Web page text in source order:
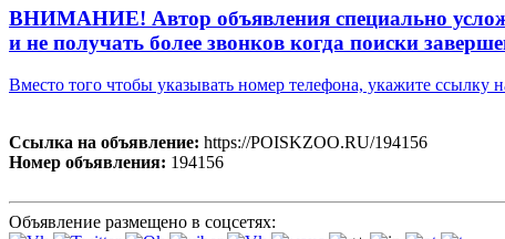
ВНИМАНИЕ! Автор объявления специально
и не получать более звонков когда поиски
Вместо того чтобы указывать номер телефона, укажите ссылку
Ссылка на объявление: https://POISKZOO.RU/194156
Номер объявления: 194156
Объявление размещено в соцсетях: